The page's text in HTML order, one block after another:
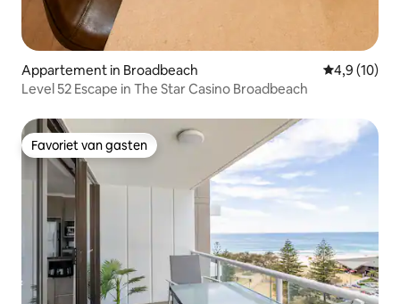
Appartement in Broadbeach
4,9 (10)
Level 52 Escape in The Star Casino Broadbeach
Favoriet van gasten
Favoriet van gasten